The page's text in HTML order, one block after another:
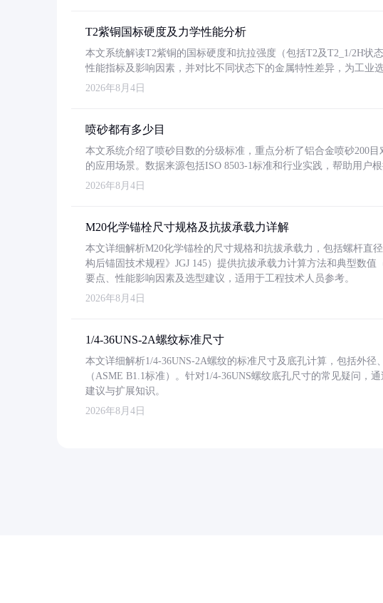
T2紫铜国标硬度及力学性能分析
本文系统解读T2紫铜的国标硬度和抗拉强度（包括T2及T2_1/2H状
性能指标及影响因素，并对比不同状态下的金属特性差异，为工业选
2026年8月4日
喷砂都有多少目
本文系统介绍了喷砂目数的分级标准，重点分析了铝合金喷砂200
的应用场景。数据来源包括ISO 8503-1标准和行业实践，帮助用户
2026年8月4日
M20化学锚栓尺寸规格及抗拔承载力详解
本文详细解析M20化学锚栓的尺寸规格和抗拔承载力，包括螺杆直
构后锚固技术规程》JGJ 145）提供抗拔承载力计算方法和典型数
要点、性能影响因素及选型建议，适用于工程技术人员参考。
2026年8月4日
1/4-36UNS-2A螺纹标准尺寸
本文详细解析1/4-36UNS-2A螺纹的标准尺寸及底孔计算，包括外
（ASME B1.1标准）。针对1/4-36UNS螺纹底孔尺寸的常见疑问，
建议与扩展知识。
2026年8月4日